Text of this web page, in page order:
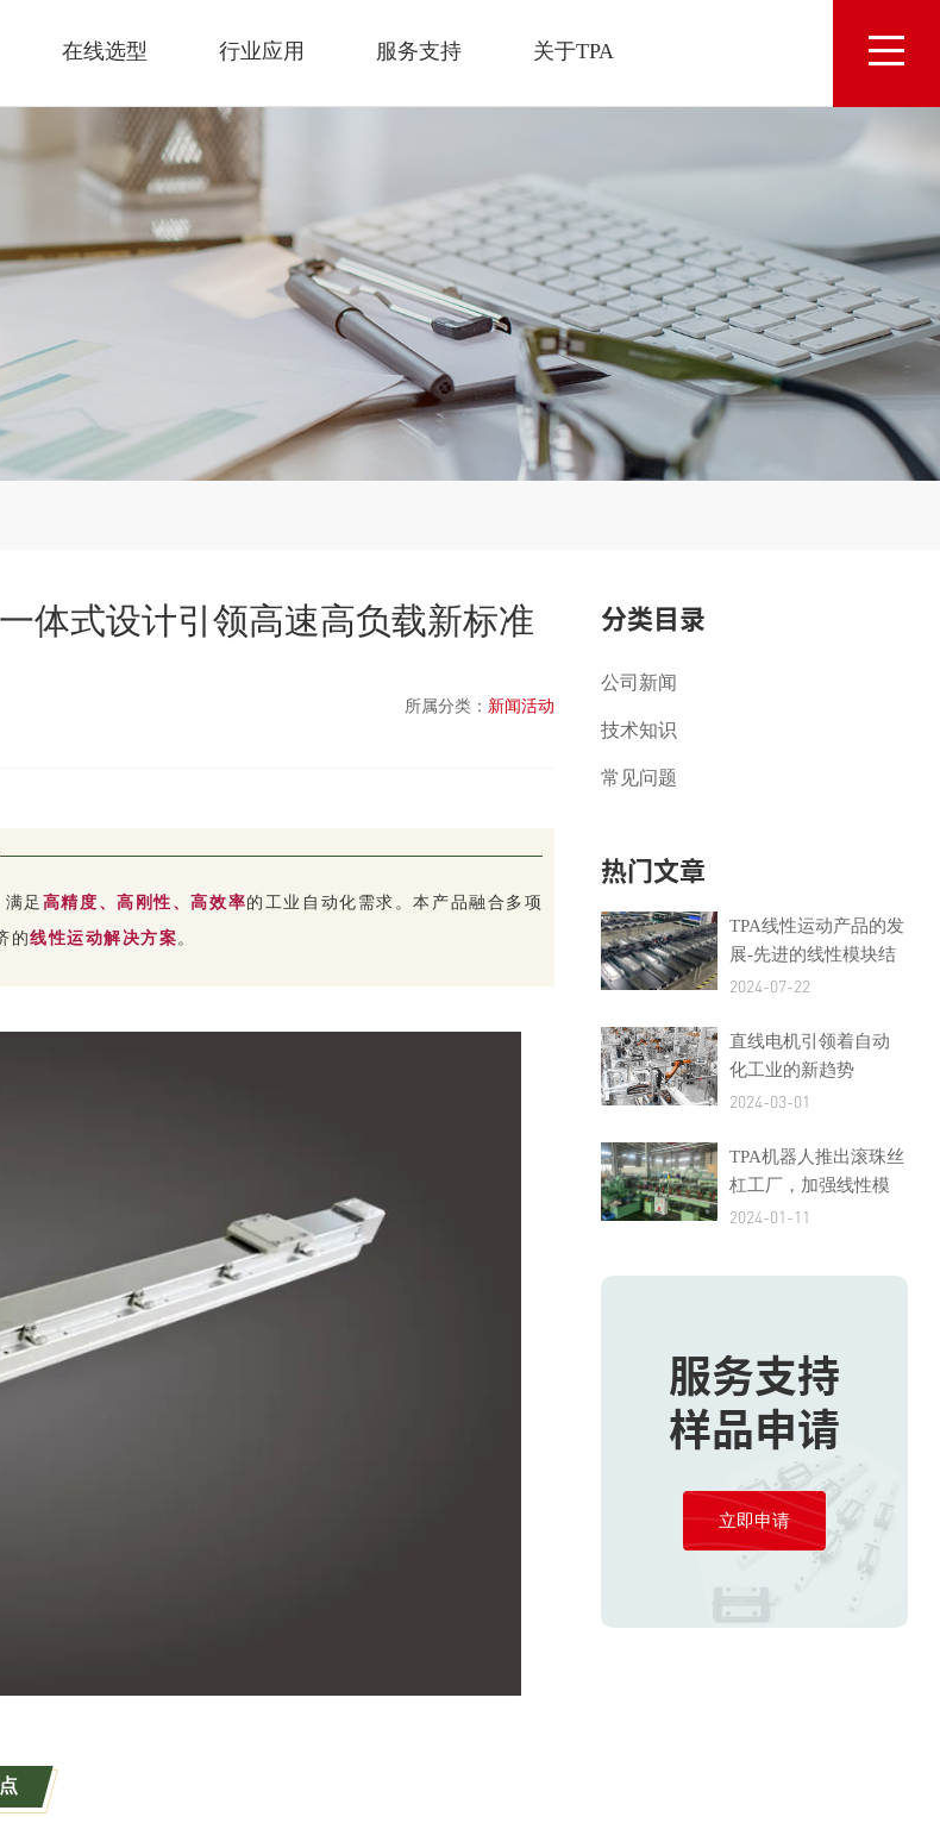
在线选型 行业应用 服务支持 关于TPA
体式设计引领高速高负载新标准
所属分类： 新闻活动
足 高精度、高刚性、高效率的工业自动化需求。本产品融合多项
的线性运动解决方案 。
分类目录
公司新闻
技术知识
常见问题
热门文章
TPA线性运动产品的发
展-先进的线性模块结
构
2024-07-22
直线电机引领着自动
化工业的新趋势
2024-03-01
TPA机器人推出滚珠丝
杠工厂，加强线性模
块生产的自力更生
2024-01-11
服务支持
样品申请
立即申请